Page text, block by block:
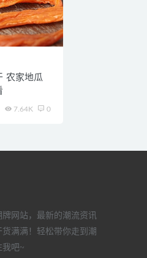
农家地瓜
7.64K 0
网站，最新的潮流资讯
满满！轻松带你走到潮
我吧~